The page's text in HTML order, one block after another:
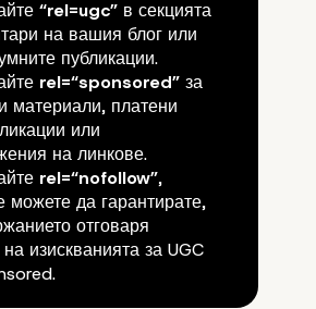
“rel=ugc”в секцията
на вашия блог или
публикации.
rel=“sponsored”за
материали, платени
или
на линкове.
rel=“nofollow”,
можете да гарантирате,
отговаря
изискванията за UGC